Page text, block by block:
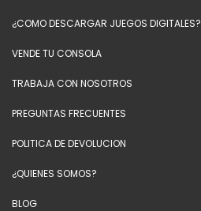
¿COMO DESCARGAR JUEGOS DIGITALES?
VENDE TU CONSOLA
TRABAJA CON NOSOTROS
PREGUNTAS FRECUENTES
POLITICA DE DEVOLUCION
¿QUIENES SOMOS?
BLOG